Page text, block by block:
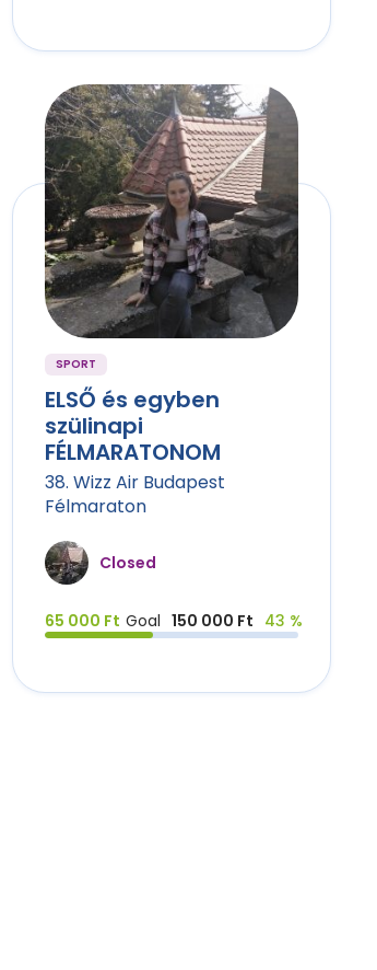
SPORT
ELSŐ és egyben
szülinapi
FÉLMARATONOM
38. Wizz Air Budapest
Félmaraton
Closed
65 000 Ft Goal 150 000 Ft 43 %